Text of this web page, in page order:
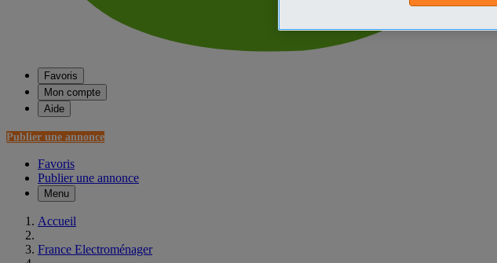
Favoris
Mon compte
Aide
Publier une annonce
Favoris
Publier une annonce
Menu
Accueil
France Electroménager